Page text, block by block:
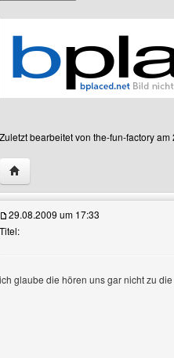
Zuletzt bearbeitet von the-fun-factory
Website dieses Benutzers
anzeigen
29.08.2009 um 17:33
Titel:
ich glaube die hören uns gar nicht zu